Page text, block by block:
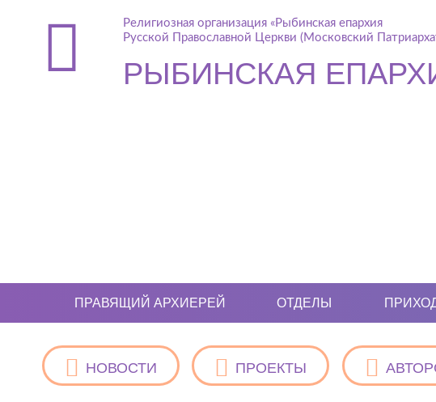
Религиозная организация «Рыбинская епархия
Русской Православной Церкви (Московский
РЫБИНСКАЯ
ПРАВЯЩИЙ АРХИЕРЕЙ ОТДЕЛЫ
НОВОСТИ ПРОЕКТЫ